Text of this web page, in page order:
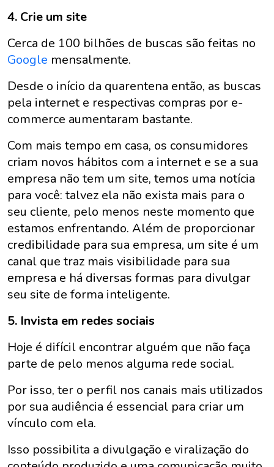
4. Crie um site
Cerca de 100 bilhões de buscas são feitas no
Google mensalmente.
Desde o início da quarentena então, as buscas
pela internet e respectivas compras por e-
commerce aumentaram bastante.
Com mais tempo em casa, os consumidores
criam novos hábitos com a internet e se a sua
empresa não tem um site, temos uma notícia
para você: talvez ela não exista mais para o
seu cliente, pelo menos neste momento que
estamos enfrentando. Além de proporcionar
credibilidade para sua empresa, um site é um
canal que traz mais visibilidade para sua
empresa e há diversas formas para divulgar
seu site de forma inteligente.
5. Invista em redes sociais
Hoje é difícil encontrar alguém que não faça
parte de pelo menos alguma rede social.
Por isso, ter o perfil nos canais mais utilizados
por sua audiência é essencial para criar um
vínculo com ela.
Isso possibilita a divulgação e viralização do